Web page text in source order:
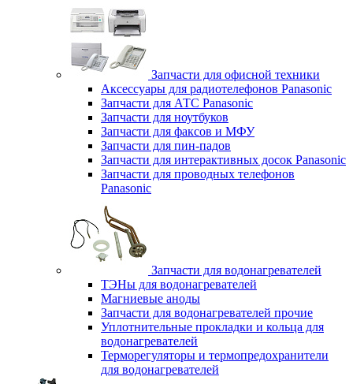
Запчасти для офисной техники
Аксессуары для радиотелефонов Panasonic
Запчасти для АТС Panasonic
Запчасти для ноутбуков
Запчасти для факсов и МФУ
Запчасти для пин-падов
Запчасти для интерактивных досок Panasonic
Запчасти для проводных телефонов
Panasonic
Запчасти для водонагревателей
ТЭНы для водонагревателей
Магниевые аноды
Запчасти для водонагревателей прочие
Уплотнительные прокладки и кольца для
водонагревателей
Терморегуляторы и термопредохранители
для водонагревателей